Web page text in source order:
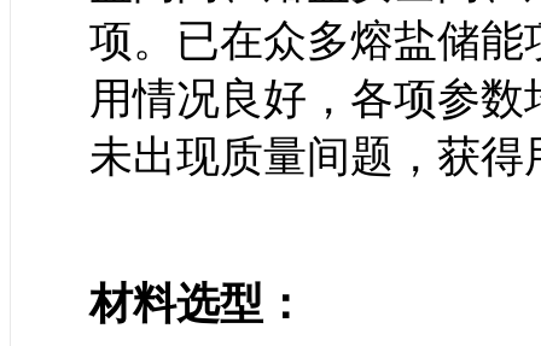
项。已在众多熔盐储
用情况良好，各项参
未出现质量间题，获得
材料选型：